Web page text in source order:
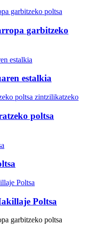
garbitzeko
estalkia
poltsa
Poltsa